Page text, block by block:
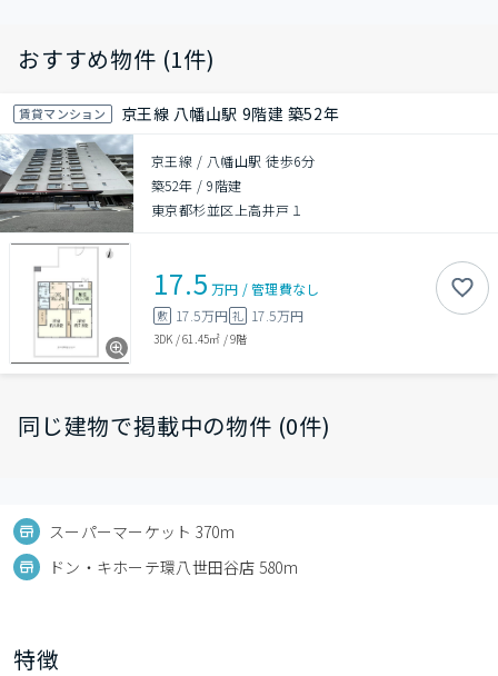
おすすめ物件 (1件)
賃貸マンション 京王線 八幡山駅 9階建 築52年
京王線 / 八幡山駅 徒歩6分
築52年 /9階建
東京都杉並区上高井戸１
17.5 万円 /管理費なし
敷 17.5万円 礼 17.5万円
3DK /61.45㎡ /9階
同じ建物で掲載中の物件 (0件)
スーパーマーケット 370m
ドン・キホーテ環八世田谷店 580m
特徴